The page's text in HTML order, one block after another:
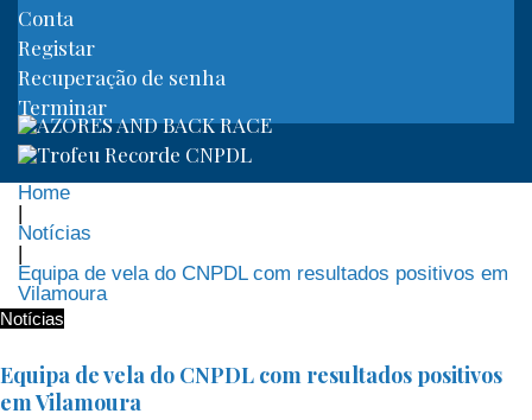
Conta
Registar
Recuperação de senha
Terminar
Home
|
Notícias
|
Equipa de vela do CNPDL com resultados positivos em
Vilamoura
Notícias
Equipa de vela do CNPDL com resultados positivos
em Vilamoura